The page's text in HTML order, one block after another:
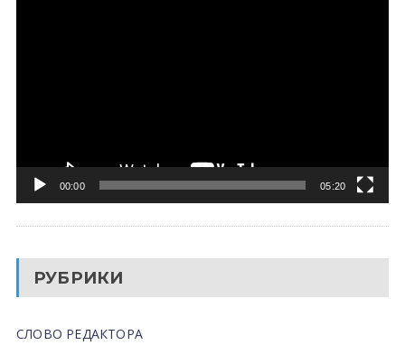
00:00 05:20
РУБРИКИ
СЛОВО РЕДАКТОРА